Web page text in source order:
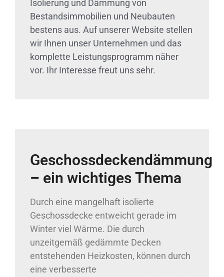
Isolierung und Dämmung von
Bestandsimmobilien und Neubauten
bestens aus. Auf unserer Website stellen
wir Ihnen unser Unternehmen und das
komplette Leistungsprogramm näher
vor. Ihr Interesse freut uns sehr.
Geschossdeckendämmung
– ein wichtiges Thema
Durch eine mangelhaft isolierte
Geschossdecke entweicht gerade im
Winter viel Wärme. Die durch
unzeitgemäß gedämmte Decken
entstehenden Heizkosten, können durch
eine verbesserte